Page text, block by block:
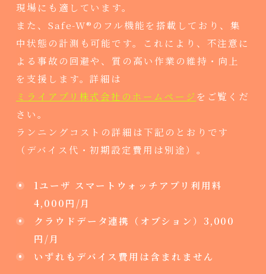
現場にも適しています。
また、Safe-W®のフル機能を搭載しており、集
中状態の計測も可能です。これにより、不注意に
よる事故の回避や、質の高い作業の維持・向上
を支援します。詳細は
ミライアプリ株式会社のホームページをご覧くだ
さい。
ランニングコストの詳細は下記のとおりです
（デバイス代・初期設定費用は別途）。
1ユーザ スマートウォッチアプリ利用料
4,000円/月
クラウドデータ連携（オプション）3,000
円/月
いずれもデバイス費用は含まれません